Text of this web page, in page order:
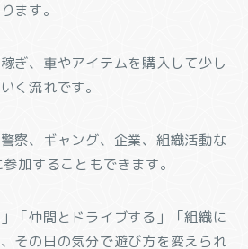
ます。
ぎ、車やアイテムを購入して少し
く流れです。
察、ギャング、企業、組織活動な
加することもできます。
「仲間とドライブする」「組織に
その日の気分で遊び方を変えられ